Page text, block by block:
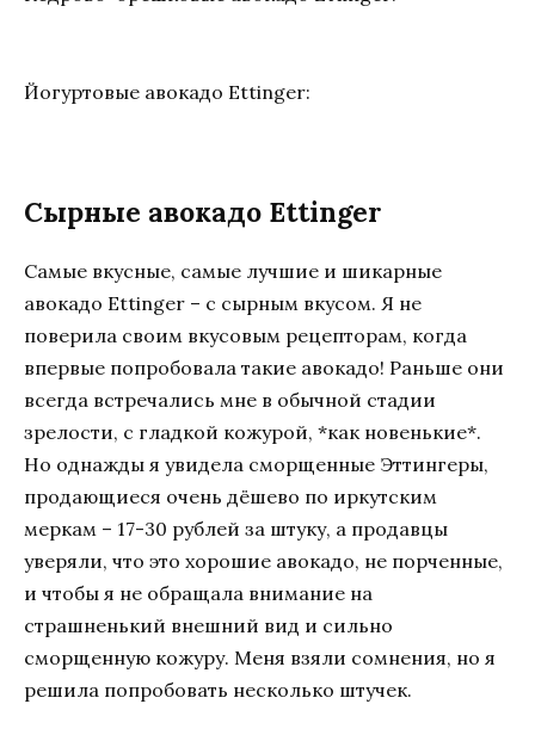
Йогуртовые авокадо Ettinger:
Сырные авокадо Ettinger
Самые вкусные, самые лучшие и шикарные
авокадо Ettinger – с сырным вкусом. Я не
поверила своим вкусовым рецепторам, когда
впервые попробовала такие авокадо! Раньше они
всегда встречались мне в обычной стадии
зрелости, с гладкой кожурой, *как новенькие*.
Но однажды я увидела сморщенные Эттингеры,
продающиеся очень дёшево по иркутским
меркам – 17-30 рублей за штуку, а продавцы
уверяли, что это хорошие авокадо, не порченные,
и чтобы я не обращала внимание на
страшненький внешний вид и сильно
сморщенную кожуру. Меня взяли сомнения, но я
решила попробовать несколько штучек.